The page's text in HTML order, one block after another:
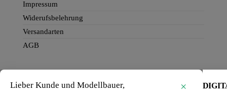
Impressum
Widerufsbelehrung
Versandarten
AGB
HV06 –
×
Lieber Kunde und Modellbauer,